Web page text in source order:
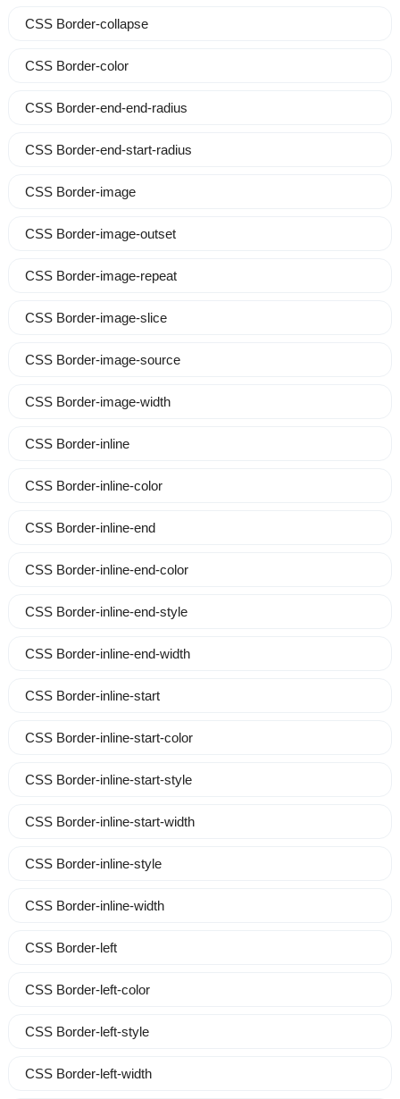
CSS Border-collapse
CSS Border-color
CSS Border-end-end-radius
CSS Border-end-start-radius
CSS Border-image
CSS Border-image-outset
CSS Border-image-repeat
CSS Border-image-slice
CSS Border-image-source
CSS Border-image-width
CSS Border-inline
CSS Border-inline-color
CSS Border-inline-end
CSS Border-inline-end-color
CSS Border-inline-end-style
CSS Border-inline-end-width
CSS Border-inline-start
CSS Border-inline-start-color
CSS Border-inline-start-style
CSS Border-inline-start-width
CSS Border-inline-style
CSS Border-inline-width
CSS Border-left
CSS Border-left-color
CSS Border-left-style
CSS Border-left-width